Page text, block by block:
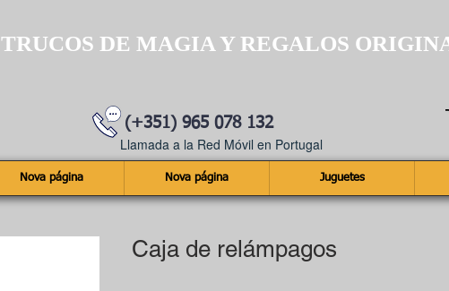
TRUCOS DE MAGIA Y REGALOS
(+351) 965 078 132
Llamada a la Red Móvil en Portugal
Nova página Nova página Juguetes
Caja de relámpagos